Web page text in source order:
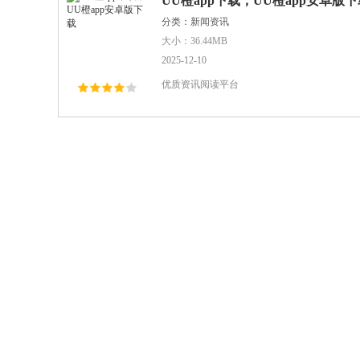
分类：新闻资讯
大小：36.44MB
2025-12-10
优质资讯阅读平台